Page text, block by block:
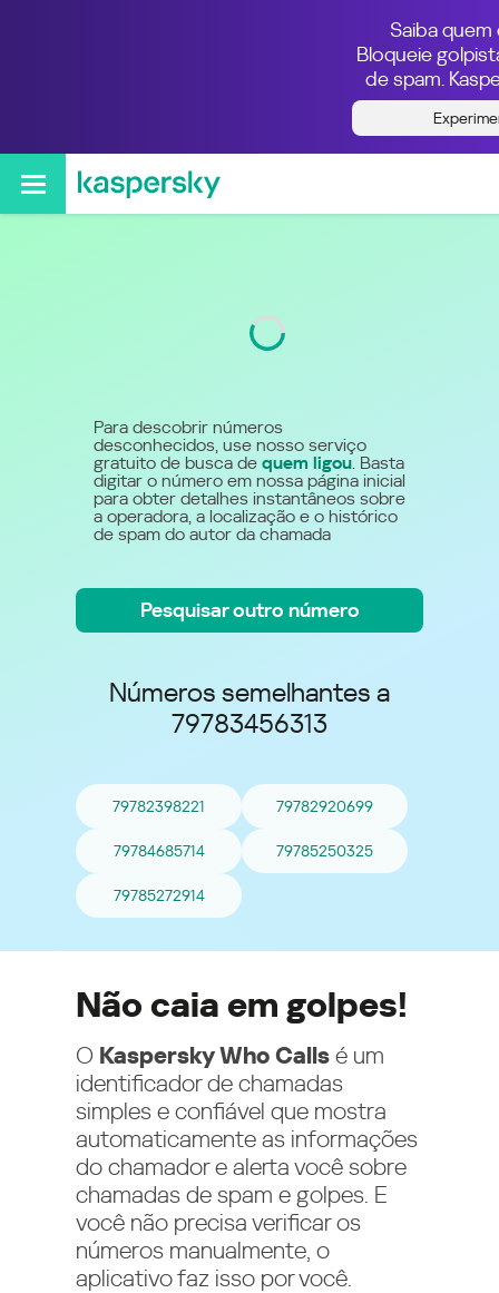
Saiba quem
Bloqueie
de spam.
Quem ligou do número
79783456313
Para descobrir números
desconhecidos, use nosso serviço
gratuito de busca de quem ligou. Basta
digitar o número em nossa página inicial
para obter detalhes instantâneos sobre
a operadora, a localização e o histórico
de spam do autor da chamada
Pesquisar outro número
Números semelhantes a
79783456313
79782398221 79782920699
79784685714 79785250325
79785272914
Não caia em golpes!
O Kaspersky Who Calls é um
identificador de chamadas
simples e confiável que mostra
automaticamente as informações
do chamador e alerta você sobre
chamadas de spam e golpes. E
você não precisa verificar os
números manualmente, o
aplicativo faz isso por você.